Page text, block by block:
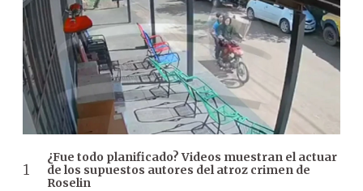
¿Fue todo planificado? Videos muestran el actuar
de los supuestos autores del atroz crimen de
Roselin